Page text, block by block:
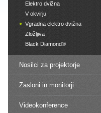
Elektro dvižna
V okvirju
Vgradna elektro dvižna
Zložljiva
Black Diamond®
Nosilci za projektorje
Zasloni in monitorji
Videokonference